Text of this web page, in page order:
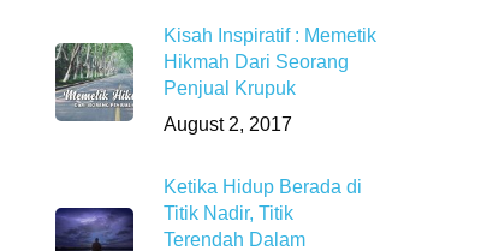
Kisah Inspiratif : Memetik
Hikmah Dari Seorang
Penjual Krupuk
August 2, 2017
Ketika Hidup Berada di
Titik Nadir, Titik
Terendah Dalam